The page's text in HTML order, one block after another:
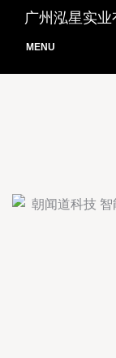
广州泓星实业
MENU